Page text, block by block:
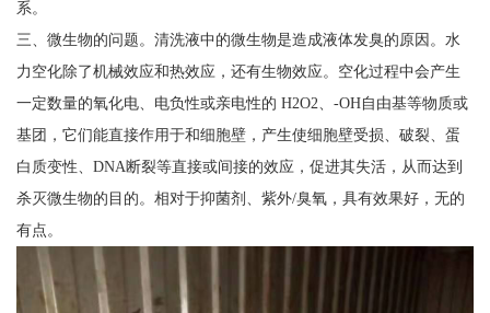
系。
三、微生物的问题。清洗液中的微生物是造成液体发臭的原因。水
力空化除了机械效应和热效应，还有生物效应。空化过程中会产生
一定数量的氧化电、电负性或亲电性的 H2O2、-OH自由基等物质或
基团，它们能直接作用于和细胞壁，产生使细胞壁受损、破裂、蛋
白质变性、DNA断裂等直接或间接的效应，促进其失活，从而达到
杀灭微生物的目的。相对于抑菌剂、紫外/臭氧，具有效果好，无的
有点。